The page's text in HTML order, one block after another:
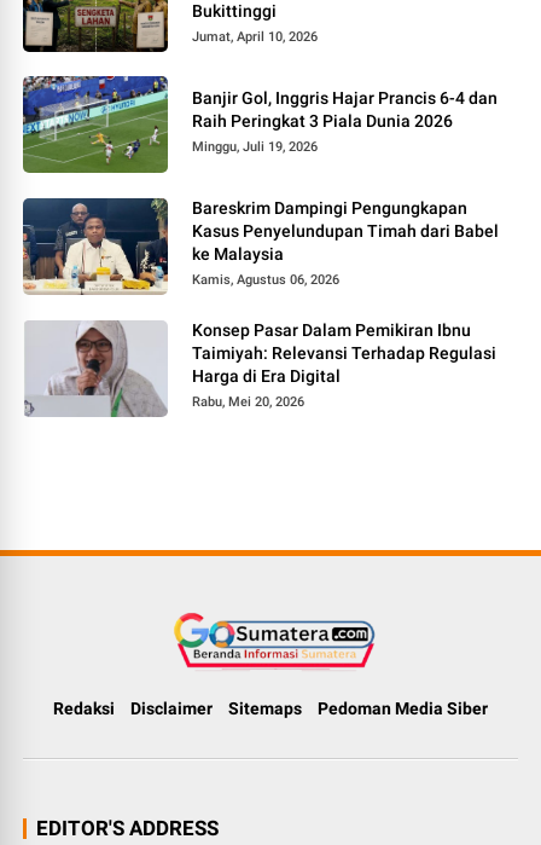
Bukittinggi
Jumat, April 10, 2026
Banjir Gol, Inggris Hajar Prancis 6-4 dan
Raih Peringkat 3 Piala Dunia 2026
Minggu, Juli 19, 2026
Bareskrim Dampingi Pengungkapan
Kasus Penyelundupan Timah dari Babel
ke Malaysia
Kamis, Agustus 06, 2026
Konsep Pasar Dalam Pemikiran Ibnu
Taimiyah: Relevansi Terhadap Regulasi
Harga di Era Digital
Rabu, Mei 20, 2026
Redaksi Disclaimer Sitemaps Pedoman Media Siber
EDITOR'S ADDRESS